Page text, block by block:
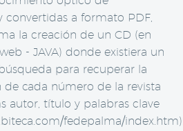
convertidas a formato PDF,
la creación de un CD (en
- JAVA) donde existiera un
para recuperar la
cada número de la revista
autor, título y palabras clave
fedepalma/